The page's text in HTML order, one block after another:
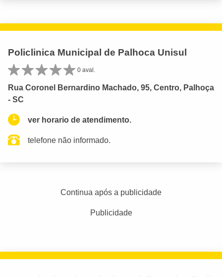
Policlinica Municipal de Palhoca Unisul
0 aval.
Rua Coronel Bernardino Machado, 95, Centro, Palhoça
- SC
ver horario de atendimento.
telefone não informado.
Continua após a publicidade
Publicidade